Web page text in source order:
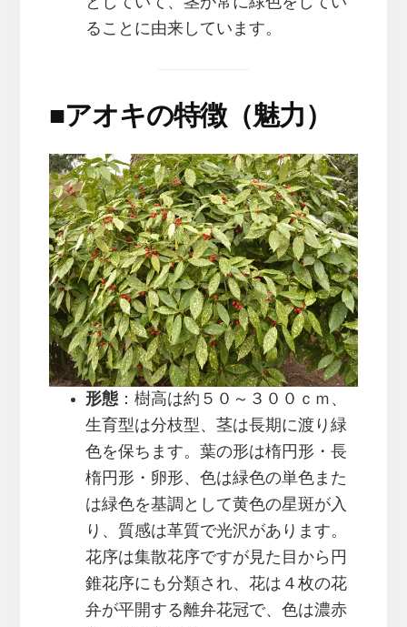
ることに由来しています。
■アオキの特徴（魅力）
形態：樹高は約５０～３００ｃｍ、
生育型は分枝型、茎は長期に渡り緑
色を保ちます。葉の形は楕円形・長
楕円形・卵形、色は緑色の単色また
は緑色を基調として黄色の星斑が入
り、質感は革質で光沢があります。
花序は集散花序ですが見た目から円
錐花序にも分類され、花は４枚の花
弁が平開する離弁花冠で、色は濃赤